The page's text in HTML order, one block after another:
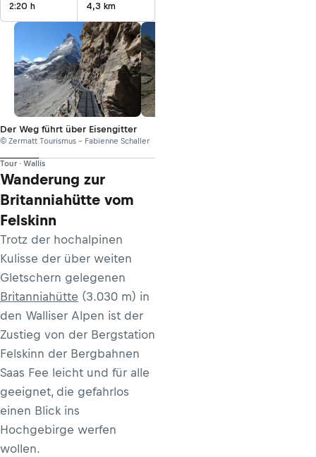
2:20 h 4,3 km
Der Weg führt über Eisengitter
© Zermatt Tourismus - Fabienne Schaller
Tour · Wallis
Wanderung zur
Britanniahütte vom
Felskinn
Trotz der hochalpinen
Kulisse der über weiten
Gletschern gelegenen
Britanniahütte (3.030 m) in
den Walliser Alpen ist der
Zustieg von der Bergstation
Felskinn der Bergbahnen
Saas Fee leicht und für alle
geeignet, die gefahrlos
einen Blick ins
Hochgebirge werfen
wollen.